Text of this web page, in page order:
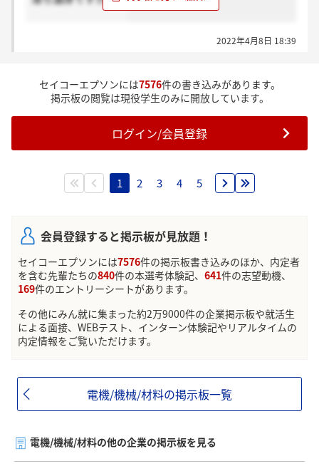
2022年4月8日 18:39
セイコーエプソンには7576件の書き込みがあります。
掲示板の閲覧は現役学生のみに開放しています。
ログイン/会員登録
1 2 3 4 5
会員登録すると掲示板が見放題！
セイコーエプソンには7576件の掲示板書き込みのほか、内定者
を含む先輩たちの840件の本選考体験記、 641件の志望動機、
169件のエントリーシートがあります。
その他にみん就に集まった約2万9000件の企業掲示板や就活生
による面接、WEBテスト、インターン体験記やリアルタイムの
内定情報をご覧いただけます。
電機/機械/材料の掲示板一覧
電機/機械/材料の他の企業の掲示板を見る